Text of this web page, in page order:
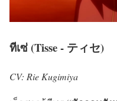
ทีเซ่ (Tisse - ティセ)
CV: Rie Kugimiya